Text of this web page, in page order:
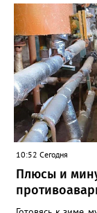
«Благодаря её
сильный
ценностями и
Ивановна
руководителем,
говорится в
соболезнования
Златоуста Олег
важнейших
людях: в тех
учениках,
«Отличник
доблестный
награды и
школы, который
в некрологе.
10:52 Сегодня
Плюсы и